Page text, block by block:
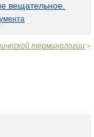
вещательное.
терминологии >